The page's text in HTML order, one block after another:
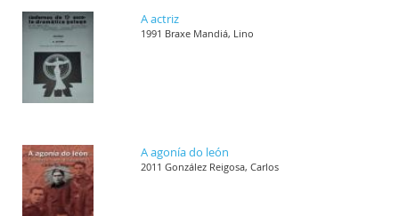
A actriz
1991 Braxe Mandiá, Lino
A agonía do león
2011 González Reigosa, Carlos